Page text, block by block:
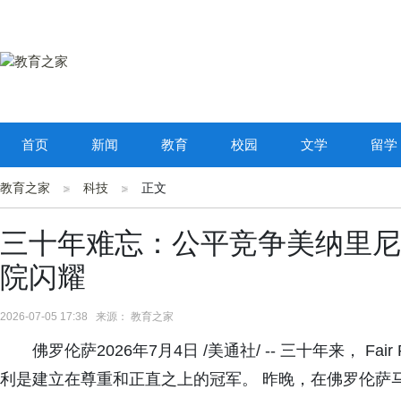
首页 新闻 教育 校园 文学 留学
教育之家 科技 正文
三十年难忘：公平竞争美纳里
院闪耀
2026-07-05 17:38 来源： 教育之家
佛罗伦萨2026年7月4日 /美通社/ -- 三十年来，
利是建立在尊重和正直之上的冠军。 昨晚，在佛罗伦